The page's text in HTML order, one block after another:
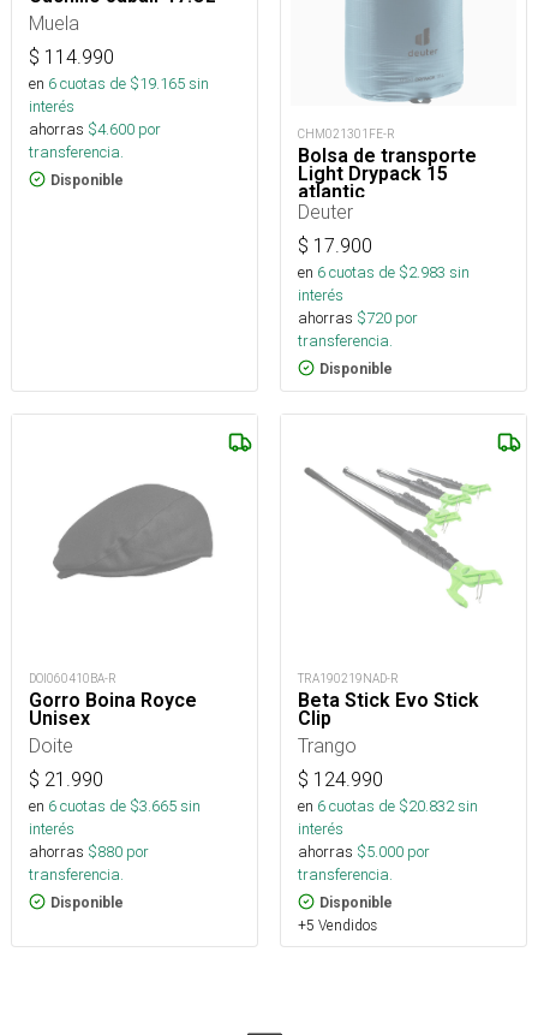
Muela
$ 114.990
en 6cuotas de $19.165sin
interés
ahorras $4.600 por
transferencia.
Disponible
CHM021301FE-R
Bolsa de transporte
Light Drypack 15
atlantic
Deuter
$ 17.900
en 6cuotas de $2.983 sin
interés
ahorras $720 por
transferencia.
Disponible
DOI060410BA-R
Gorro Boina Royce
Unisex
Doite
$ 21.990
en 6cuotas de $3.665sin
interés
ahorras $880 por
transferencia.
Disponible
TRA190219NAD-R
Beta Stick Evo Stick
Clip
Trango
$ 124.990
en 6cuotas de $20.832sin
interés
ahorras $5.000 por
transferencia.
Disponible
+5 Vendidos